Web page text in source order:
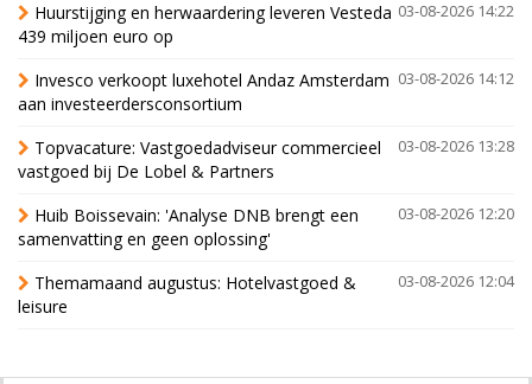
03-08-2026 14:22
Huurstijging en herwaardering leveren Vesteda
439 miljoen euro op
03-08-2026 14:12
Invesco verkoopt luxehotel Andaz Amsterdam
aan investeerdersconsortium
03-08-2026 13:28
Topvacature: Vastgoedadviseur commercieel
vastgoed bij De Lobel & Partners
03-08-2026 12:20
Huib Boissevain: 'Analyse DNB brengt een
samenvatting en geen oplossing'
03-08-2026 12:04
Themamaand augustus: Hotelvastgoed &
leisure